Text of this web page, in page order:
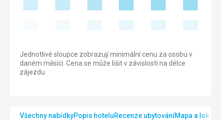
Jednotlivé sloupce zobrazují minimální cenu za osobu v
daném měsíci. Cena se může lišit v závislosti na délce
zájezdu.
Všechny nabídkyPopis hoteluRecenze ubytováníMapa a